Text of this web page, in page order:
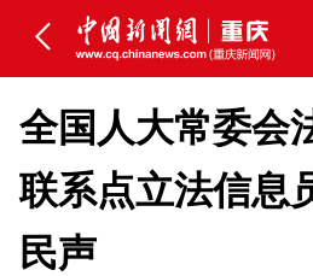
全国人大常委会
联系点立法信息
民声